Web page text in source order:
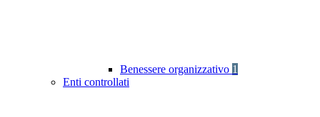
Benessere organizzativo 1
Enti controllati